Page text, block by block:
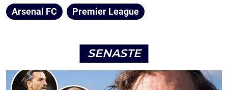
Arsenal FC Premier League
SENASTE